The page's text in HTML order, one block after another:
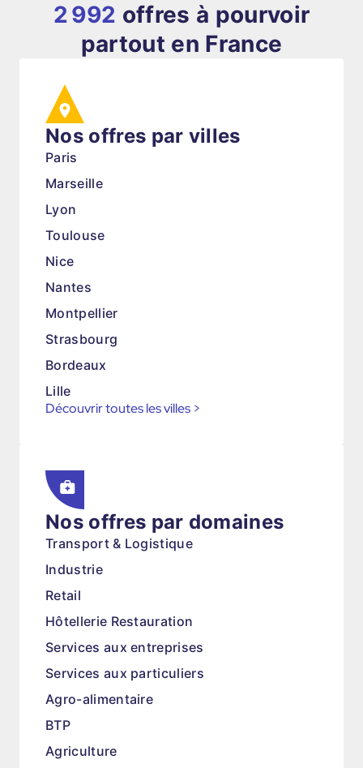
2 992 offres à pourvoir
partout en France
Nos offres par villes
Paris
Marseille
Lyon
Toulouse
Nice
Nantes
Montpellier
Strasbourg
Bordeaux
Lille
Découvrir toutes les villes >
Nos offres par domaines
Transport & Logistique
Industrie
Retail
Hôtellerie Restauration
Services aux entreprises
Services aux particuliers
Agro-alimentaire
BTP
Agriculture